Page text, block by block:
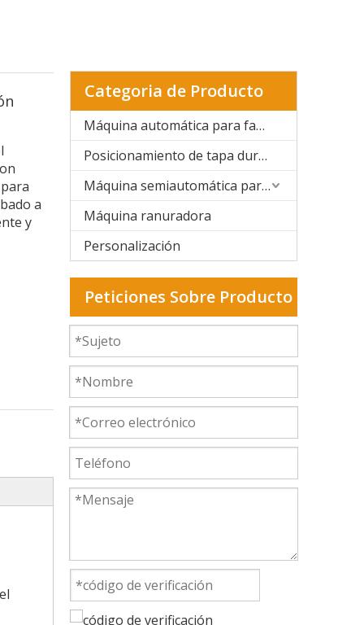
a
y
Categoria de Producto
Máquina automática para fabricar cajas rígidas
Posicionamiento de tapa dura y caja rígida
Máquina semiautomática para fabricar cajas rígidas
Máquina ranuradora
Personalización
Peticiones Sobre Producto